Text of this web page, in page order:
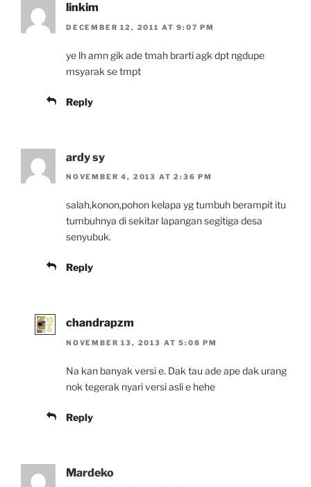
linkim
DECEMBER 12, 2011 AT 9:07 PM
ye lh amn gik ade tmah brarti agk dpt ngdupe
msyarak se tmpt
Reply
ardy sy
NOVEMBER 4, 2013 AT 2:36 PM
salah,konon,pohon kelapa yg tumbuh berampit itu
tumbuhnya di sekitar lapangan segitiga desa
senyubuk.
Reply
chandrapzm
NOVEMBER 13, 2013 AT 5:08 PM
Na kan banyak versi e. Dak tau ade ape dak urang
nok tegerak nyari versi asli e hehe
Reply
Mardeko